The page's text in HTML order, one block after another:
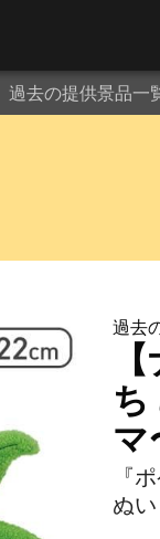
過去の提供景品一
過去
マ
『
ぬ